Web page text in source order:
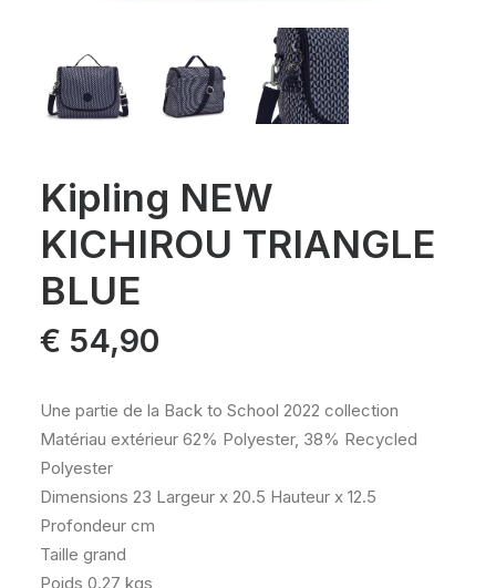
Kipling NEW
KICHIROU TRIANGLE
BLUE
€ 54,90
Une partie de la Back to School 2022 collection
Matériau extérieur 62% Polyester, 38% Recycled
Polyester
Dimensions 23 Largeur x 20.5 Hauteur x 12.5
Profondeur cm
Taille grand
Poids 0.27 kgs